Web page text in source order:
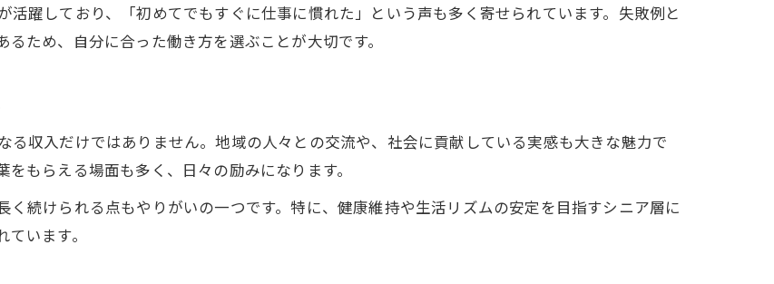
験から始めるシニアの配送ワーク事情
シニア未経験者が軽貨物配送を始めるための準備
未経験シニアが知っておきたい配送スキルと知識
軽貨物配送がシニアの新たな挑戦を後押し
川県横浜市青葉区で叶う無理のない働き方
地域特性を活かしたシニア向け軽貨物配送の強み
躍しており、「初めてでもすぐに仕事に慣れた」という声も多く寄せられています。失敗例と
ため、自分に合った働き方を選ぶことが大切です。
収入だけではありません。地域の人々との交流や、社会に貢献している実感も大きな魅力で
もらえる場面も多く、日々の励みになります。
続けられる点もやりがいの一つです。特に、健康維持や生活リズムの安定を目指すシニア層に
います。